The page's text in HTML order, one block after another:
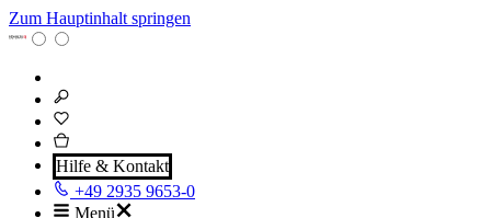
Zum Hauptinhalt springen
Hilfe & Kontakt
+49 2935 9653-0
Menü